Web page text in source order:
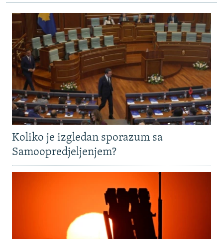
Koliko je izgledan sporazum sa
Samoopredjeljenjem?